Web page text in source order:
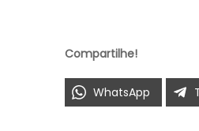
Compartilhe!
WhatsApp